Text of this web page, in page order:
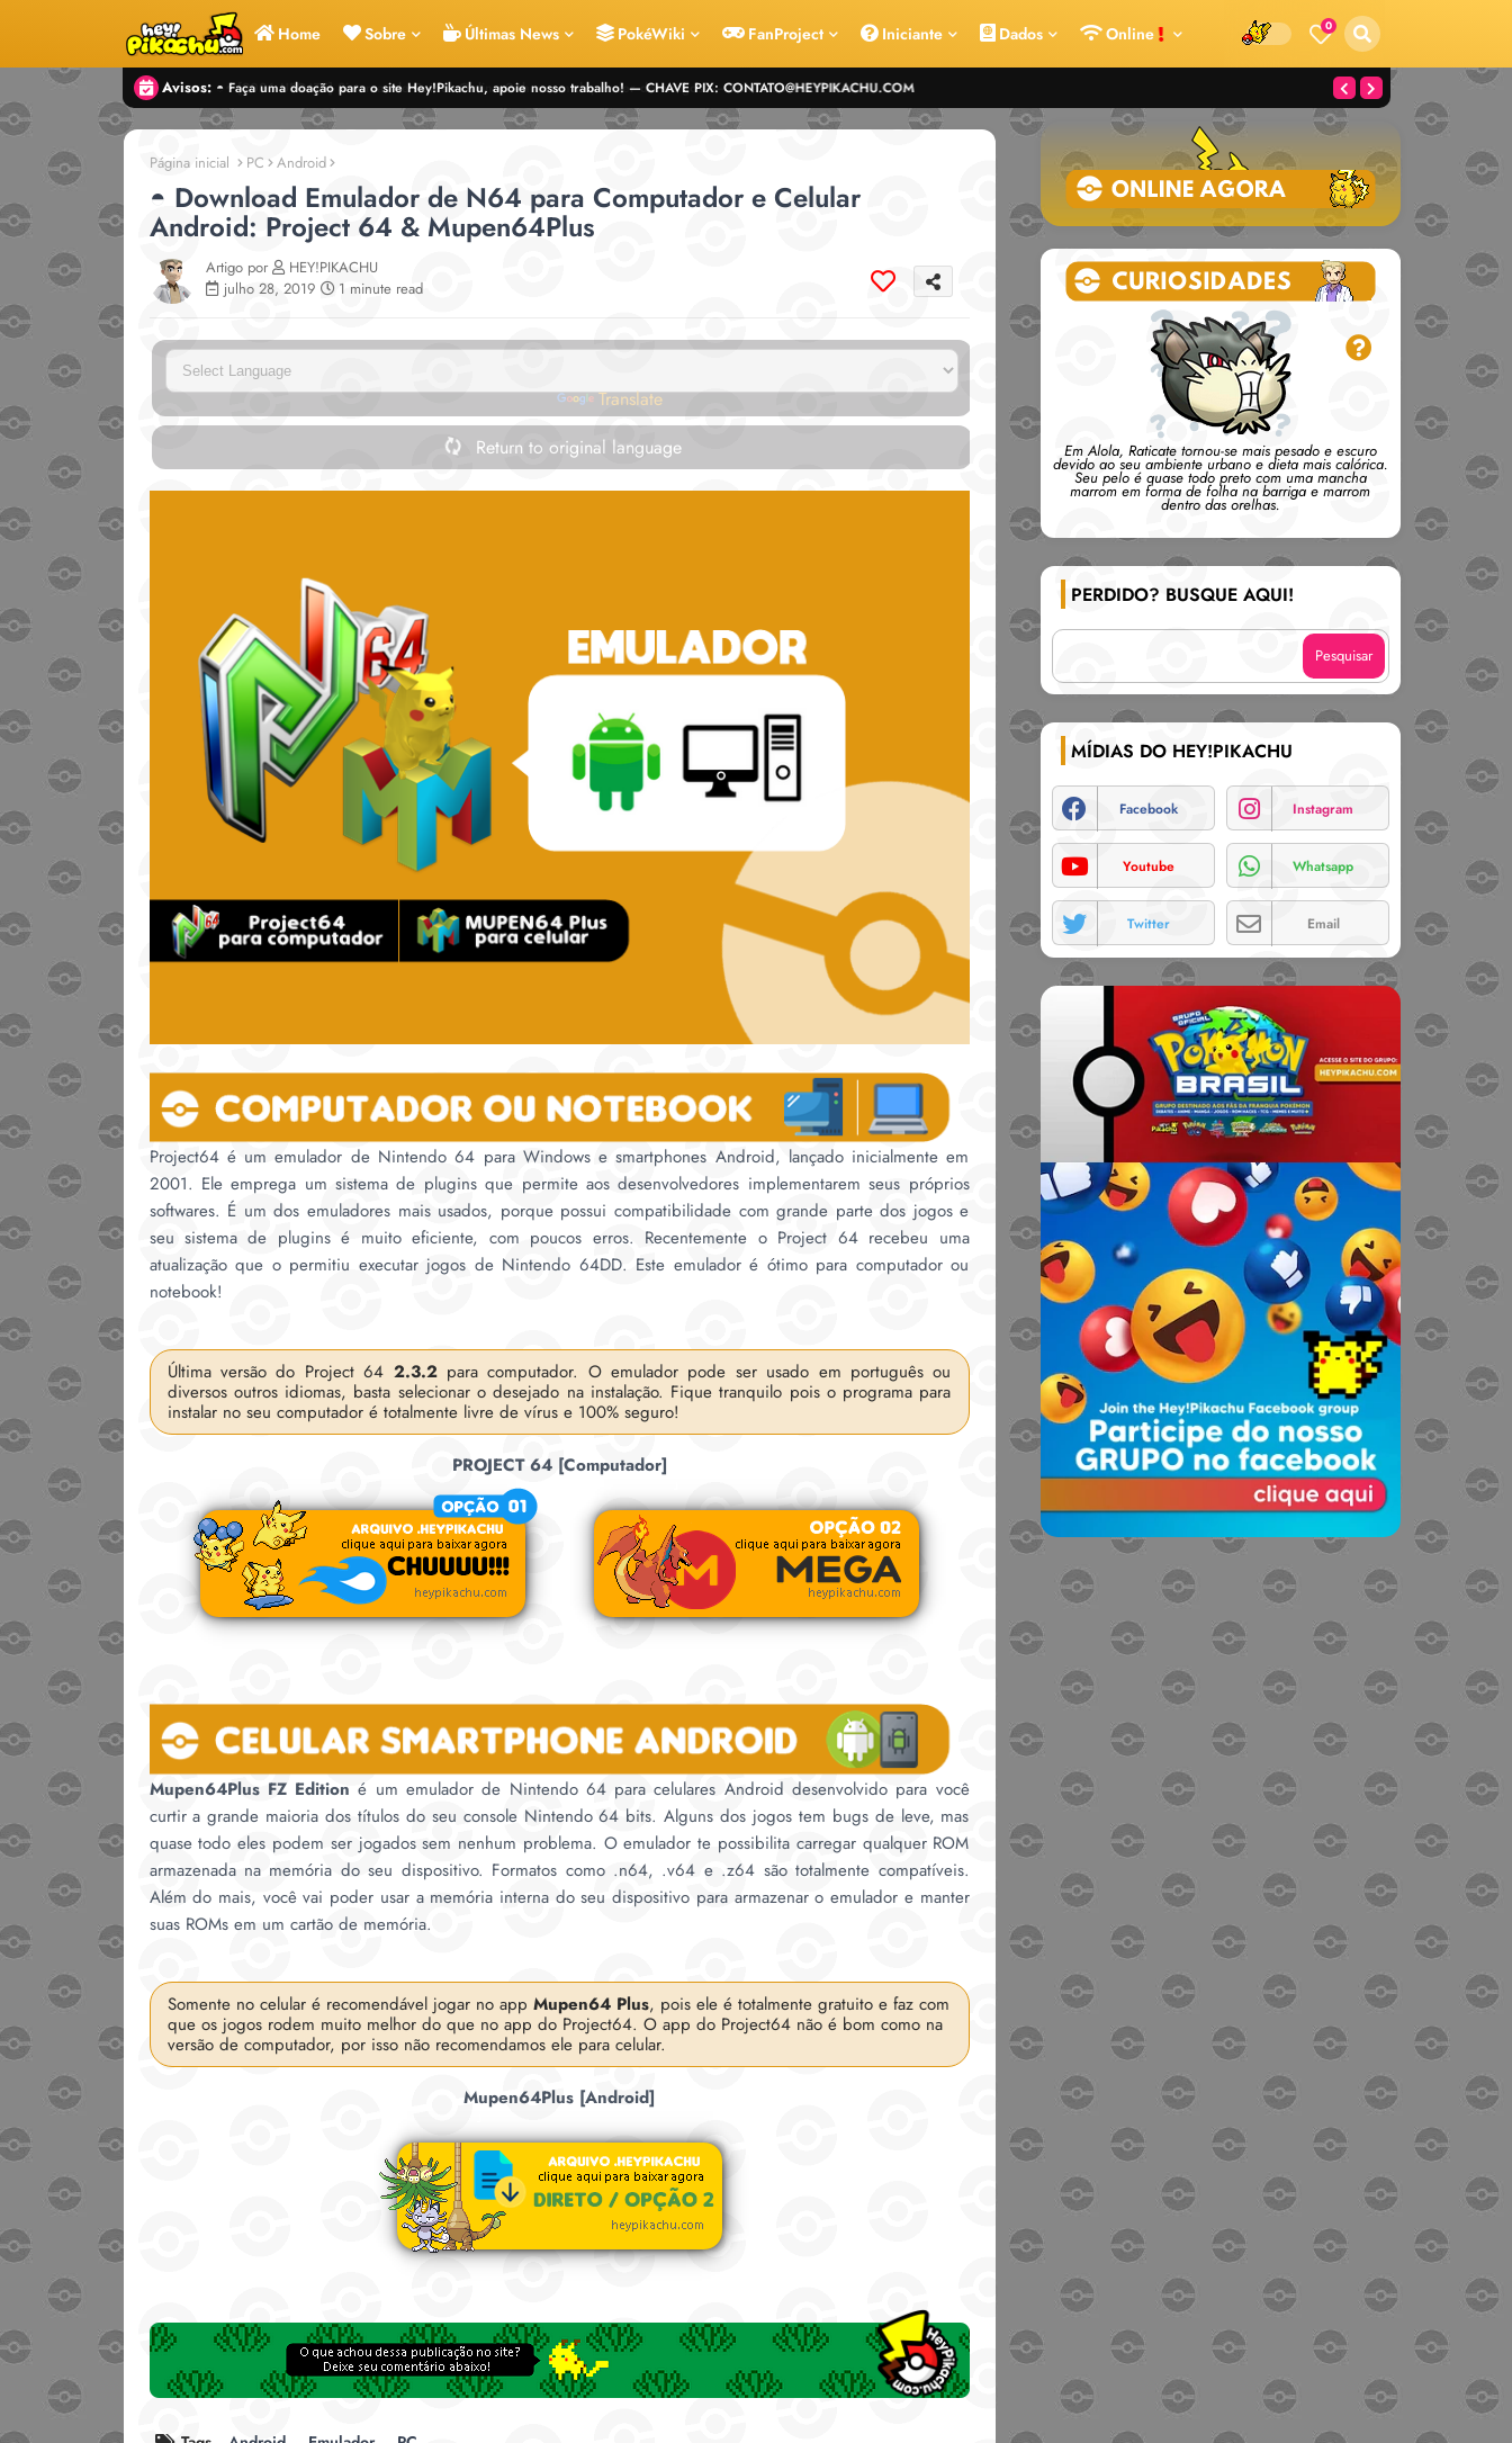
Home Sobre Últimas News PokéWiki FanProject Iniciante Dados Online 0
Avisos: ◓ Faça uma doação para o site Hey!Pikachu, apoie nosso trabalho! — CHAVE PIX: CONTATO@HEYPIKACHU.COM
Página inicial PC Android
◓ Download Emulador de N64 para Computador e Celular
Android: Project 64 & Mupen64Plus
Artigo por
HEY!PIKACHU
julho 28, 2019
1 minute read
Powered by
Translate
Return to original language
Project64 é um emulador de Nintendo 64 para Windows e smartphones Android, lançado inicialmente em
2001. Ele emprega um sistema de plugins que permite aos desenvolvedores implementarem seus próprios
softwares. É um dos emuladores mais usados, porque possui compatibilidade com grande parte dos jogos e
seu sistema de plugins é muito eficiente, com poucos erros. Recentemente o Project 64 recebeu uma
atualização que o permitiu executar jogos de Nintendo 64DD. Este emulador é ótimo para computador ou
notebook!
Última versão do Project 64 2.3.2para computador. O emulador pode ser usado em português ou
diversos outros idiomas, basta selecionar o desejado na instalação. Fique tranquilo pois o programa para
instalar no seu computador é totalmente livre de vírus e 100% seguro!
PROJECT 64 [Computador]
Mupen64Plus FZ Edition é um emulador de Nintendo 64 para celulares Android desenvolvido para você
curtir a grande maioria dos títulos do seu console Nintendo 64 bits. Alguns dos jogos tem bugs de leve, mas
quase todo eles podem ser jogados sem nenhum problema. O emulador te possibilita carregar qualquer ROM
armazenada na memória do seu dispositivo. Formatos como .n64, .v64 e .z64 são totalmente compatíveis.
Além do mais, você vai poder usar a memória interna do seu dispositivo para armazenar o emulador e manter
suas ROMs em um cartão de memória.
Somente no celular é recomendável jogar no app Mupen64 Plus, pois ele é totalmente gratuito e faz com
que os jogos rodem muito melhor do que no app do Project64. O app do Project64 não é bom como na
versão de computador, por isso não recomendamos ele para celular.
Mupen64Plus [Android]
Em Alola, Raticate tornou-se mais pesado e escuro
devido ao seu ambiente urbano e dieta mais calórica.
Seu pelo é quase todo preto com uma mancha
marrom em forma de folha na barriga e marrom
dentro das orelhas.
PERDIDO? BUSQUE AQUI!
MÍDIAS DO HEY!PIKACHU
Facebook Instagram
Youtube Whatsapp
Twitter Email